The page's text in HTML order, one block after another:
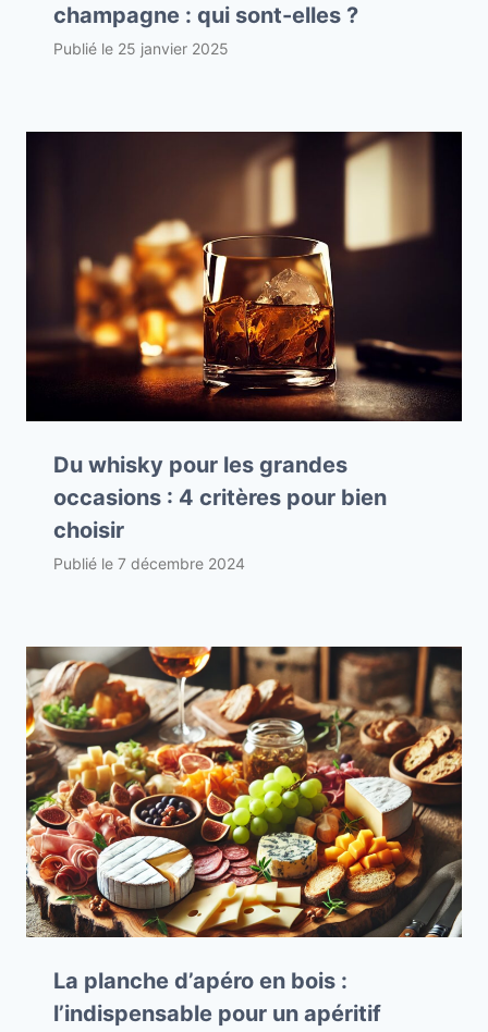
champagne : qui sont-elles ?
Publié le 25 janvier 2025
Du whisky pour les grandes
occasions : 4 critères pour bien
choisir
Publié le 7 décembre 2024
La planche d’apéro en bois :
l’indispensable pour un apéritif